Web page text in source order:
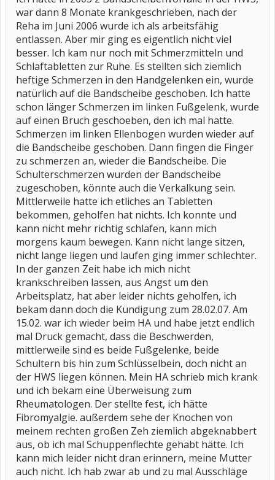
war dann 8 Monate krankgeschrieben, nach der
Reha im Juni 2006 wurde ich als arbeitsfähig
entlassen. Aber mir ging es eigentlich nicht viel
besser. Ich kam nur noch mit Schmerzmitteln und
Schlaftabletten zur Ruhe. Es stellten sich ziemlich
heftige Schmerzen in den Handgelenken ein, wurde
natürlich auf die Bandscheibe geschoben. Ich hatte
schon länger Schmerzen im linken Fußgelenk, wurde
auf einen Bruch geschoeben, den ich mal hatte.
Schmerzen im linken Ellenbogen wurden wieder auf
die Bandscheibe geschoben. Dann fingen die Finger
zu schmerzen an, wieder die Bandscheibe. Die
Schulterschmerzen wurden der Bandscheibe
zugeschoben, könnte auch die Verkalkung sein.
Mittlerweile hatte ich etliches an Tabletten
bekommen, geholfen hat nichts. Ich konnte und
kann nicht mehr richtig schlafen, kann mich
morgens kaum bewegen. Kann nicht lange sitzen,
nicht lange liegen und laufen ging immer schlechter.
In der ganzen Zeit habe ich mich nicht
krankschreiben lassen, aus Angst um den
Arbeitsplatz, hat aber leider nichts geholfen, ich
bekam dann doch die Kündigung zum 28.02.07. Am
15.02. war ich wieder beim HA und habe jetzt endlich
mal Druck gemacht, dass die Beschwerden,
mittlerweile sind es beide Fußgelenke, beide
Schultern bis hin zum Schlüsselbein, doch nicht an
der HWS liegen können. Mein HA schrieb mich krank
und ich bekam eine Überweisung zum
Rheumatologen. Der stellte fest, ich hätte
Fibromyalgie. außerdem sehe der Knochen von
meinem rechten großen Zeh ziemlich abgeknabbert
aus, ob ich mal Schuppenflechte gehabt hätte. Ich
kann mich leider nicht dran erinnern, meine Mutter
auch nicht. Ich hab zwar ab und zu mal Ausschläge